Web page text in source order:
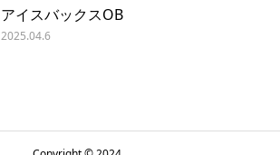
アイスバックスOB
2025.04.6